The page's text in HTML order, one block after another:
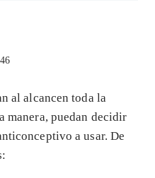
al alcancen toda la
manera, puedan decidir
a usar. De